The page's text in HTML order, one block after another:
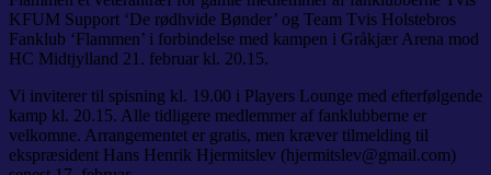
KFUM Support ‘De rødhvide Bønder’ og Team Tvis Holstebros
Fanklub ‘Flammen’ i forbindelse med kampen i Gråkjær Arena mod
HC Midtjylland 21. februar kl. 20.15.
Vi inviterer til spisning kl. 19.00 i Players Lounge med efterfølgende
kamp kl. 20.15. Alle tidligere medlemmer af fanklubberne er
velkomne. Arrangementet er gratis, men kræver tilmelding til
ekspræsident Hans Henrik Hjermitslev (hjermitslev@gmail.com)